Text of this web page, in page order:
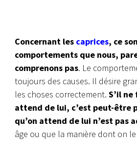
Concernant les caprices, ce
comportements que nous,
comprenons pas. Le
toujours des causes. Il désire
les choses correctement. S’il ne
attend de lui, c’est peut-être
qu’on attend de lui n’est pas
âge ou que la manière dont on